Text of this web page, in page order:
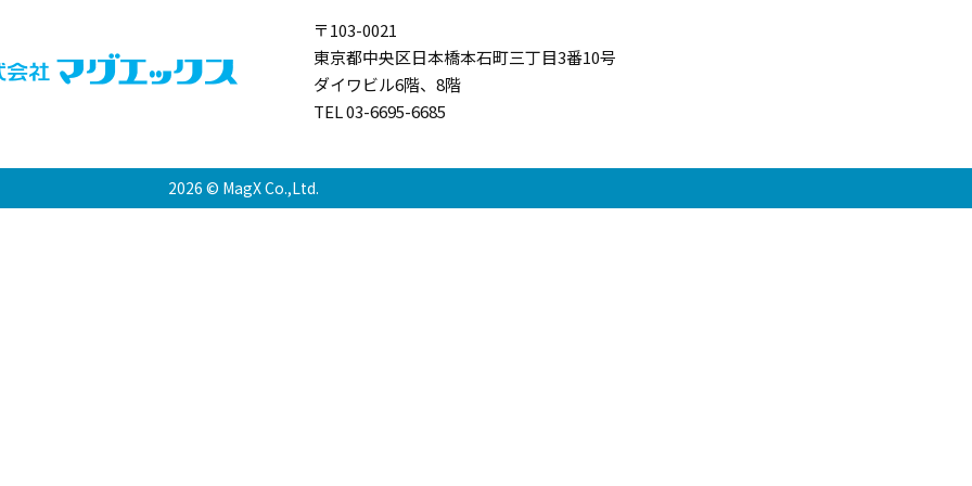
〒103-0021
東京都中央区日本橋本石町三丁目3番10号
ダイワビル6階、8階
TEL 03-6695-6685
2026 © MagX Co.,Ltd.